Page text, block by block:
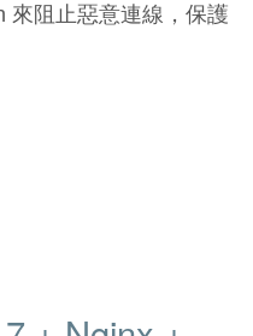
來阻止惡意連線，保護